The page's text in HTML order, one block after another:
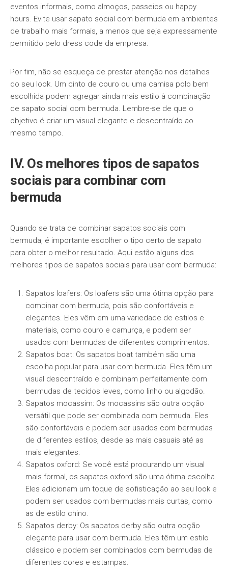
eventos informais, como almoços, passeios ou happy
hours. Evite usar sapato social com bermuda em ambientes
de trabalho mais formais, a menos que seja expressamente
permitido pelo dress code da empresa.
Por fim, não se esqueça de prestar atenção nos detalhes
do seu look. Um cinto de couro ou uma camisa polo bem
escolhida podem agregar ainda mais estilo à combinação
de sapato social com bermuda. Lembre-se de que o
objetivo é criar um visual elegante e descontraído ao
mesmo tempo.
IV. Os melhores tipos de sapatos
sociais para combinar com
bermuda
Quando se trata de combinar sapatos sociais com
bermuda, é importante escolher o tipo certo de sapato
para obter o melhor resultado. Aqui estão alguns dos
melhores tipos de sapatos sociais para usar com bermuda:
Sapatos loafers: Os loafers são uma ótima opção para
combinar com bermuda, pois são confortáveis e
elegantes. Eles vêm em uma variedade de estilos e
materiais, como couro e camurça, e podem ser
usados ​​com bermudas de diferentes comprimentos.
Sapatos boat: Os sapatos boat também são uma
escolha popular para usar com bermuda. Eles têm um
visual descontraído e combinam perfeitamente com
bermudas de tecidos leves, como linho ou algodão.
Sapatos mocassim: Os mocassins são outra opção
versátil que pode ser combinada com bermuda. Eles
são confortáveis ​​e podem ser usados ​​com bermudas
de diferentes estilos, desde as mais casuais até as
mais elegantes.
Sapatos oxford: Se você está procurando um visual
mais formal, os sapatos oxford são uma ótima escolha.
Eles adicionam um toque de sofisticação ao seu look e
podem ser usados ​​com bermudas mais curtas, como
as de estilo chino.
Sapatos derby: Os sapatos derby são outra opção
elegante para usar com bermuda. Eles têm um estilo
clássico e podem ser combinados com bermudas de
diferentes cores e estampas.